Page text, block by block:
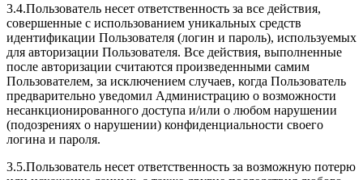
3.4.Пользователь несет ответственность за все действия,
совершенные с использованием уникальных средств
идентификации Пользователя (логин и пароль), используемых
для авторизации Пользователя. Все действия, выполненные
после авторизации считаются произведенными самим
Пользователем, за исключением случаев, когда Пользователь
предварительно уведомил Администрацию о возможности
несанкционированного доступа и/или о любом нарушении
(подозрениях о нарушении) конфиденциальности своего
логина и пароля.
3.5.Пользователь несет ответственность за возможную потерю